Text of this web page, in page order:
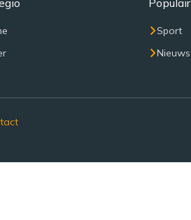
Populair
Sport
Nieuws